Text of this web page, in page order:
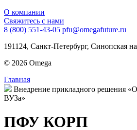
О компании
Свяжитесь с нами
8 (800) 551-43-05 pfu@omegafuture.ru
191124, Санкт-Петербург, Синопская
© 2026 Omega
Главная
Внедрение прикладного решения
ВУЗа»
ПФУ КОРП